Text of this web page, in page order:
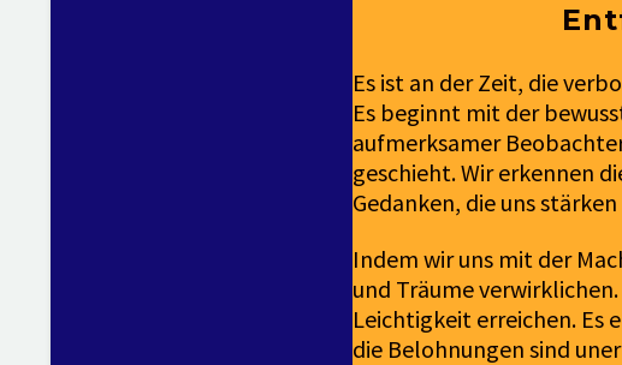
Es ist an der Zeit, die
Es beginnt mit der
aufmerksamer
geschieht. Wir erkennen
Gedanken, die uns
Indem wir uns mit der
und Träume
Leichtigkeit erreichen. Es
die Belohnungen sind